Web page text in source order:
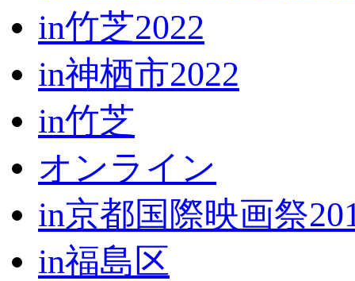
in竹芝2022
in神栖市2022
in竹芝
オンライン
in京都国際映画祭
in福島区